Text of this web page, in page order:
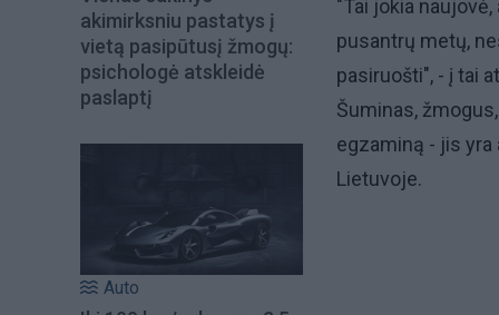
akimirksniu pastatys į
vietą pasipūtusį žmogų:
psichologė atskleidė
paslaptį
Auto
"Tai jokia
pusantrų metų,
pasiruošti", - į tai
Šuminas,
egzaminą - jis
Lietuvoje.